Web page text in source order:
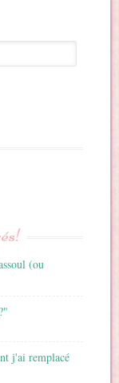
(ou
j'ai remplacé